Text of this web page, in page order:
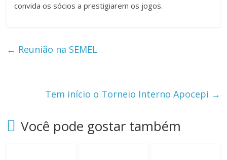
convida os sócios a prestigiarem os jogos.
← Reunião na SEMEL
Tem início o Torneio Interno Apocepi →
Você pode gostar também